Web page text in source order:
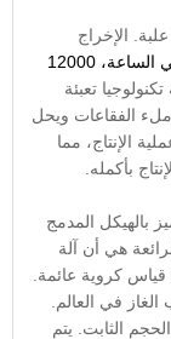
آلة تعبئة العلب الثانية بها 18 علبة و 24 علبة و 32 علبة. الإخراج
5000 علبة في الساعة، 8000 علبة في الساعة، 12000
تعبئة
الفقاعات ويحل
الإنتاج، مما
بأكمله.
بالهيكل المدمج
هي أن آلة
كروية عائمة.
الغاز في العالم.
الثابت. يتم